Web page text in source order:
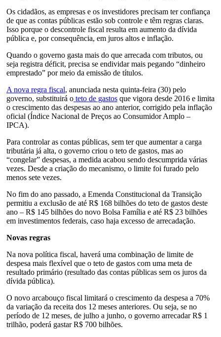
Os cidadãos, as empresas e os investidores precisam ter confiança
de que as contas públicas estão sob controle e têm regras claras.
Isso porque o descontrole fiscal resulta em aumento da dívida
pública e, por consequência, em juros altos e inflação.
Quando o governo gasta mais do que arrecada com tributos, ou
seja registra déficit, precisa se endividar mais pegando “dinheiro
emprestado” por meio da emissão de títulos.
A nova regra fiscal, anunciada nesta quinta-feira (30) pelo
governo, substituirá o teto de gastos que vigora desde 2016 e limita
o crescimento das despesas ao ano anterior, corrigido pela inflação
oficial (Índice Nacional de Preços ao Consumidor Amplo –
IPCA).
Para controlar as contas públicas, sem ter que aumentar a carga
tributária já alta, o governo criou o teto de gastos, mas ao
“congelar” despesas, a medida acabou sendo descumprida várias
vezes. Desde a criação do mecanismo, o limite foi furado pelo
menos sete vezes.
No fim do ano passado, a Emenda Constitucional da Transição
permitiu a exclusão de até R$ 168 bilhões do teto de gastos deste
ano – R$ 145 bilhões do novo Bolsa Família e até R$ 23 bilhões
em investimentos federais, caso haja excesso de arrecadação.
Novas regras
Na nova política fiscal, haverá uma combinação de limite de
despesa mais flexível que o teto de gastos com uma meta de
resultado primário (resultado das contas públicas sem os juros da
dívida pública).
O novo arcabouço fiscal limitará o crescimento da despesa a 70%
da variação da receita dos 12 meses anteriores. Ou seja, se no
período de 12 meses, de julho a junho, o governo arrecadar R$ 1
trilhão, poderá gastar R$ 700 bilhões.